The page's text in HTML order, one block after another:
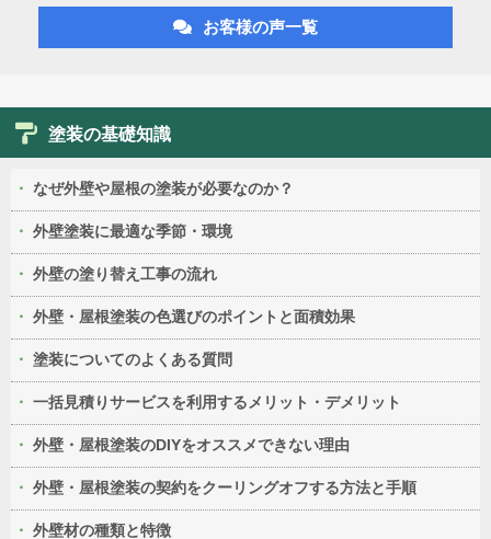
お客様の声一覧
塗装の基礎知識
なぜ外壁や屋根の塗装が必要なのか？
外壁塗装に最適な季節・環境
外壁の塗り替え工事の流れ
外壁・屋根塗装の色選びのポイントと面積効果
塗装についてのよくある質問
一括見積りサービスを利用するメリット・デメリット
外壁・屋根塗装のDIYをオススメできない理由
外壁・屋根塗装の契約をクーリングオフする方法と手順
外壁材の種類と特徴